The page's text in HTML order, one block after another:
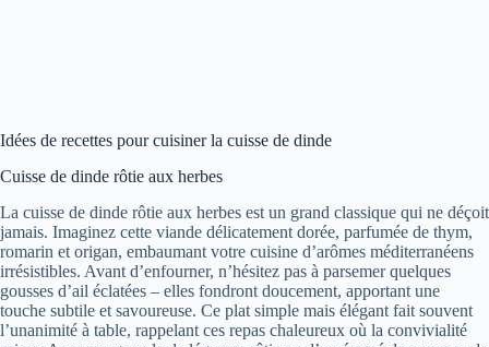
Idées de recettes pour cuisiner la cuisse de dinde
Cuisse de dinde rôtie aux herbes
La cuisse de dinde rôtie aux herbes est un grand classique qui ne déçoit
jamais. Imaginez cette viande délicatement dorée, parfumée de thym,
romarin et origan, embaumant votre cuisine d’arômes méditerranéens
irrésistibles. Avant d’enfourner, n’hésitez pas à parsemer quelques
gousses d’ail éclatées – elles fondront doucement, apportant une
touche subtile et savoureuse. Ce plat simple mais élégant fait souvent
l’unanimité à table, rappelant ces repas chaleureux où la convivialité